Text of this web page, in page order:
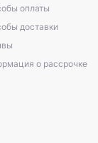
оплаты
доставки
о рассрочке